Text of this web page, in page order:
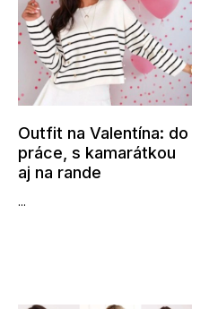
Outfit na Valentína: do
práce, s kamarátkou
aj na rande
...